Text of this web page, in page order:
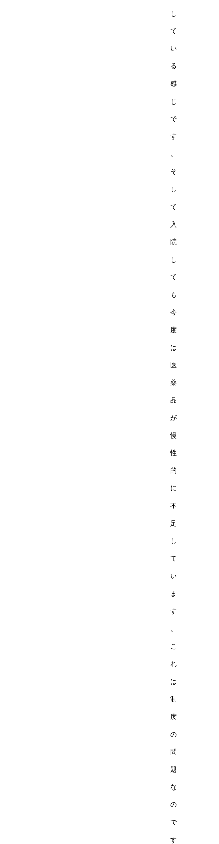
し
て
い
る
感
じ
で
す
。
そ
し
て
入
院
し
て
も
今
度
は
医
薬
品
が
慢
性
的
に
不
足
し
て
い
ま
す
。
こ
れ
は
制
度
の
問
題
な
の
で
す